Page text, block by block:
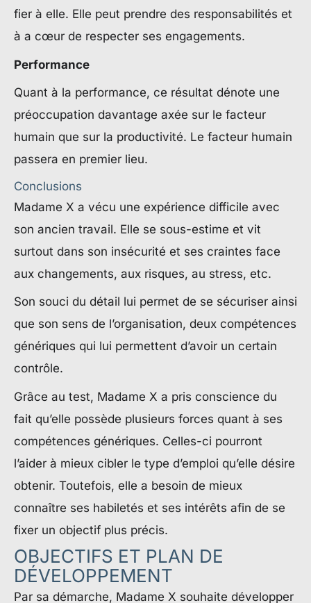
fier à elle. Elle peut prendre des responsabilités et
à a cœur de respecter ses engagements.
Performance
Quant à la performance, ce résultat dénote une
préoccupation davantage axée sur le facteur
humain que sur la productivité. Le facteur humain
passera en premier lieu.
Conclusions
Madame X a vécu une expérience difficile avec
son ancien travail. Elle se sous-estime et vit
surtout dans son insécurité et ses craintes face
aux changements, aux risques, au stress, etc.
Son souci du détail lui permet de se sécuriser ainsi
que son sens de l’organisation, deux compétences
génériques qui lui permettent d’avoir un certain
contrôle.
Grâce au test, Madame X a pris conscience du
fait qu’elle possède plusieurs forces quant à ses
compétences génériques. Celles-ci pourront
l’aider à mieux cibler le type d’emploi qu’elle désire
obtenir. Toutefois, elle a besoin de mieux
connaître ses habiletés et ses intérêts afin de se
fixer un objectif plus précis.
OBJECTIFS ET PLAN DE
DÉVELOPPEMENT
Par sa démarche, Madame X souhaite développer